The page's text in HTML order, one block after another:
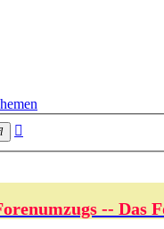
Suche
-- Das